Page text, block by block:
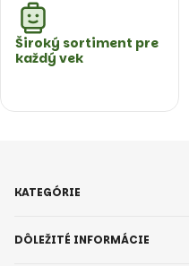
Široký sortiment pre
každý vek
KATEGÓRIE
DÔLEŽITÉ INFORMÁCIE